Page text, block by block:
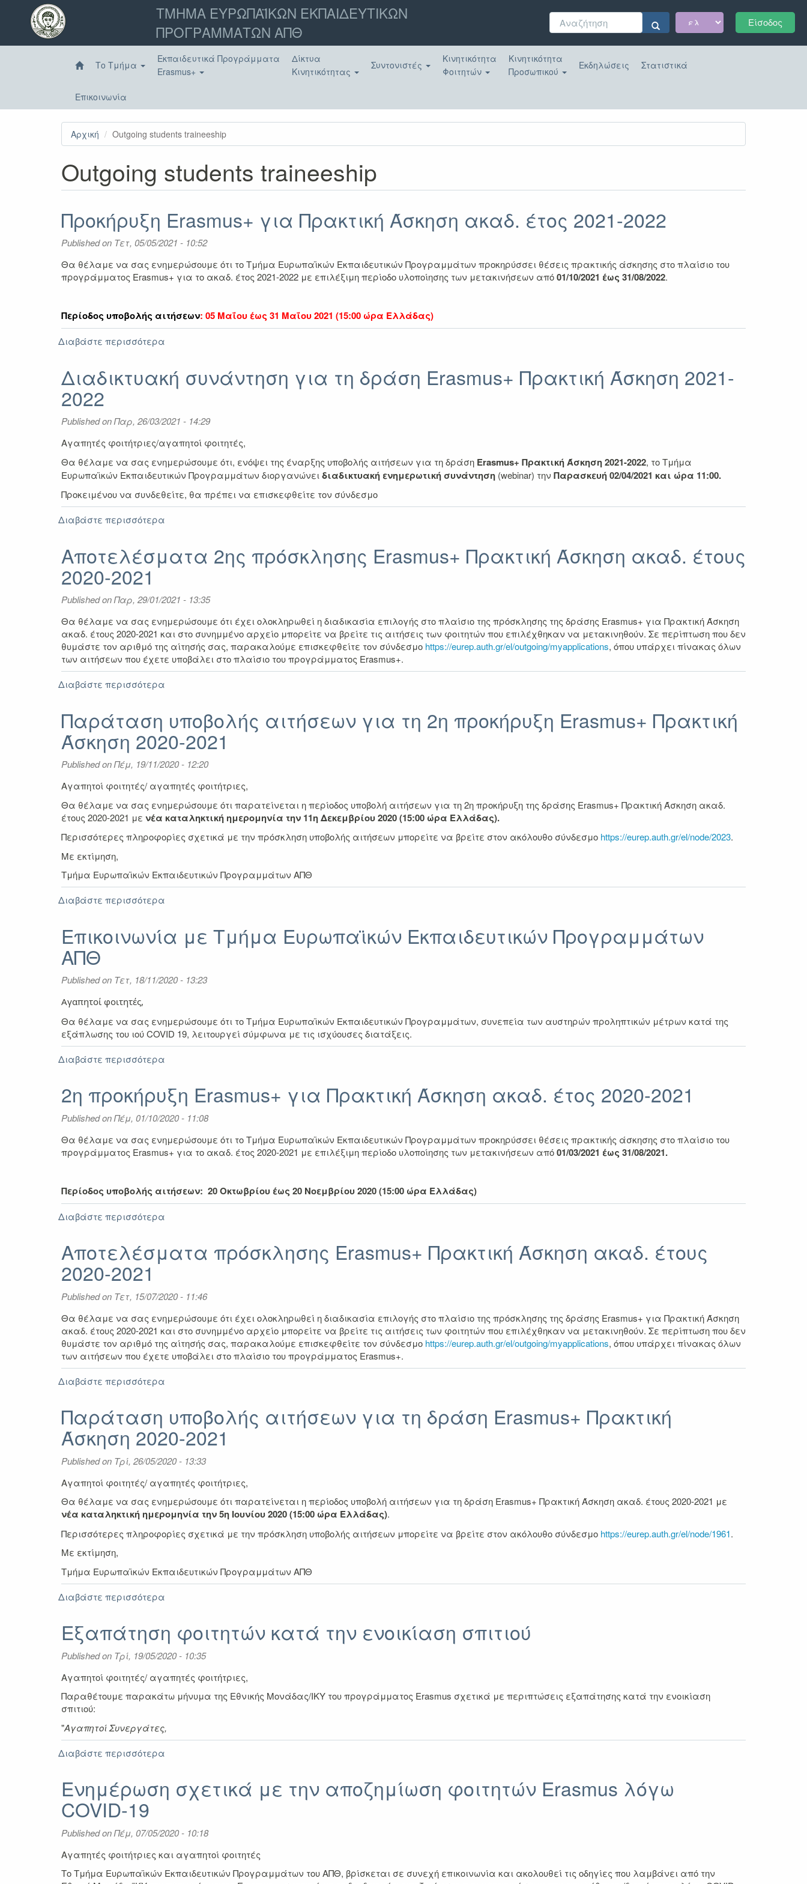
Παράκαμψη
κυρίως
Είσοδος
ΤΜΗΜΑ ΕΥΡΩΠΑΪΚΩΝ ΕΚΠΑΙΔΕΥΤΙΚΩΝ
ΠΡΟΓΡΑΜΜΑΤΩΝ ΑΠΘ
Φόρμα
αναζήτησης
Αναζήτηση
Το Τμήμα
Εκπαιδευτικά Προγράμματα
Erasmus+
Δίκτυα
Κινητικότητας
Συντονιστές
Κινητικότητα
Φοιτητών
Κινητικότητα
Προσωπικού
Εκδηλώσεις Στατιστικά
Επικοινωνία
Αρχική Outgoing students traineeship
Outgoing students traineeship
Προκήρυξη Erasmus+ για Πρακτική Άσκηση ακαδ. έτος 2021-2022
Published on Τετ, 05/05/2021 - 10:52
Θα θέλαμε να σας ενημερώσουμε ότι το Τμήμα Ευρωπαϊκών Εκπαιδευτικών Προγραμμάτων προκηρύσσει θέσεις πρακτικής άσκησης στο πλαίσιο του
προγράμματος Erasmus+ για το ακαδ. έτος 2021-2022 με επιλέξιμη περίοδο υλοποίησης των μετακινήσεων από01/10/2021 έως 31/08/2022.
Περίοδος υποβολής αιτήσεων: 05 Μαΐου έως 31 Μαΐου 2021 (15:00 ώρα Ελλάδας)
Διαβάστε περισσότερα
για
Πρακτική
ακαδ.
2021-
Διαδικτυακή συνάντηση για τη δράση Erasmus+ Πρακτική Άσκηση 2021-
2022
Published onΠαρ, 26/03/2021 - 14:29
Αγαπητές φοιτήτριες/αγαπητοί φοιτητές,
Θα θέλαμε να σας ενημερώσουμε ότι, ενόψει της έναρξης υποβολής αιτήσεων για τη δράση Erasmus+ Πρακτική Άσκηση 2021-2022, το Τμήμα
Ευρωπαϊκών Εκπαιδευτικών Προγραμμάτων διοργανώνει διαδικτυακή ενημερωτική συνάντηση (webinar) την Παρασκευή 02/04/2021 και ώρα 11:00.
Προκειμένου να συνδεθείτε, θα πρέπει να επισκεφθείτε τον σύνδεσμο
Διαβάστε περισσότερα
για
Erasmus+
Άσκηση
2021-
2022
Αποτελέσματα 2ης πρόσκλησης Erasmus+ Πρακτική Άσκηση ακαδ. έτους
2020-2021
Published onΠαρ, 29/01/2021 - 13:35
Θα θέλαμε να σας ενημερώσουμε ότι έχει ολοκληρωθεί η διαδικασία επιλογής στο πλαίσιο της πρόσκλησης της δράσης Erasmus+ για Πρακτική Άσκηση
ακαδ. έτους 2020-2021 και στο συνημμένο αρχείο μπορείτε να βρείτε τις αιτήσεις των φοιτητών που επιλέχθηκαν να μετακινηθούν. Σε περίπτωση που δεν
θυμάστε τον αριθμό της αίτησής σας, παρακαλούμε επισκεφθείτε τον σύνδεσμο https://eurep.auth.gr/el/outgoing/myapplications, όπου υπάρχει πίνακας όλων
των αιτήσεων που έχετε υποβάλει στο πλαίσιο του προγράμματος Erasmus+.
Διαβάστε περισσότερα
πρόσκλησης
Erasmus+
Πρακτική
Άσκηση
έτους
2021
Παράταση υποβολής αιτήσεων για τη 2η προκήρυξη Erasmus+ Πρακτική
Άσκηση 2020-2021
Published onΠέμ, 19/11/2020 - 12:20
Αγαπητοί φοιτητές/ αγαπητές φοιτήτριες,
Θα θέλαμε να σας ενημερώσουμε ότι παρατείνεται η περίοδος υποβολή αιτήσεων για τη 2η προκήρυξη της δράσης Erasmus+ Πρακτική Άσκηση ακαδ.
έτους 2020-2021 με νέα καταληκτική ημερομηνία την 11η Δεκεμβρίου 2020 (15:00 ώρα Ελλάδας).
Περισσότερες πληροφορίες σχετικά με την πρόσκληση υποβολής αιτήσεων μπορείτε να βρείτε στον ακόλουθο σύνδεσμο https://eurep.auth.gr/el/node/2023.
Με εκτίμηση,
Τμήμα Ευρωπαϊκών Εκπαιδευτικών Προγραμμάτων ΑΠΘ
Διαβάστε περισσότερα
αιτήσεων
2η
Άσκηση
2020-
Επικοινωνία με Τμήμα Ευρωπαϊκών Εκπαιδευτικών Προγραμμάτων
ΑΠΘ
Published on Τετ, 18/11/2020 - 13:23
Αγαπητοί φοιτητές,
Θα θέλαμε να σας ενημερώσουμε ότι το Τμήμα Ευρωπαϊκών Εκπαιδευτικών Προγραμμάτων, συνεπεία των αυστηρών προληπτικών μέτρων κατά της
εξάπλωσης του ιού COVID 19, λειτουργεί σύμφωνα με τις ισχύουσες διατάξεις.
Διαβάστε περισσότερα
Τμήμα
Ευρωπαϊκών
Εκπαιδευτικών
Προγραμμάτων
ΑΠΘ
2η προκήρυξη Erasmus+ για Πρακτική Άσκηση ακαδ. έτος 2020-2021
Published onΠέμ, 01/10/2020 - 11:08
Θα θέλαμε να σας ενημερώσουμε ότι το Τμήμα Ευρωπαϊκών Εκπαιδευτικών Προγραμμάτων προκηρύσσει θέσεις πρακτικής άσκησης στο πλαίσιο του
προγράμματος Erasmus+ για το ακαδ. έτος 2020-2021 με επιλέξιμη περίοδο υλοποίησης των μετακινήσεων από01/03/2021 έως 31/08/2021.
Περίοδος υποβολής αιτήσεων: 20 Οκτωβρίου έως 20 Νοεμβρίου 2020 (15:00 ώρα Ελλάδας)
Διαβάστε περισσότερα
Erasmus+
Άσκηση
ακαδ.
έτος
2020-
2021
Αποτελέσματα πρόσκλησης Erasmus+ Πρακτική Άσκηση ακαδ. έτους
2020-2021
Published on Τετ, 15/07/2020 - 11:46
Θα θέλαμε να σας ενημερώσουμε ότι έχει ολοκληρωθεί η διαδικασία επιλογής στο πλαίσιο της πρόσκλησης της δράσης Erasmus+ για Πρακτική Άσκηση
ακαδ. έτους 2020-2021 και στο συνημμένο αρχείο μπορείτε να βρείτε τις αιτήσεις των φοιτητών που επιλέχθηκαν να μετακινηθούν. Σε περίπτωση που δεν
θυμάστε τον αριθμό της αίτησής σας, παρακαλούμε επισκεφθείτε τον σύνδεσμο https://eurep.auth.gr/el/outgoing/myapplications, όπου υπάρχει πίνακας όλων
των αιτήσεων που έχετε υποβάλει στο πλαίσιο του προγράμματος Erasmus+.
Διαβάστε περισσότερα
Erasmus+
Πρακτική
Άσκηση
ακαδ.
έτους
2020-
Παράταση υποβολής αιτήσεων για τη δράση Erasmus+ Πρακτική
Άσκηση 2020-2021
Published on Τρί, 26/05/2020 - 13:33
Αγαπητοί φοιτητές/ αγαπητές φοιτήτριες,
Θα θέλαμε να σας ενημερώσουμε ότι παρατείνεται η περίοδος υποβολή αιτήσεων για τη δράση Erasmus+ Πρακτική Άσκηση ακαδ. έτους 2020-2021 με
νέα καταληκτική ημερομηνία την 5η Ιουνίου 2020 (15:00 ώρα Ελλάδας).
Περισσότερες πληροφορίες σχετικά με την πρόσκληση υποβολής αιτήσεων μπορείτε να βρείτε στον ακόλουθο σύνδεσμο https://eurep.auth.gr/el/node/1961.
Με εκτίμηση,
Τμήμα Ευρωπαϊκών Εκπαιδευτικών Προγραμμάτων ΑΠΘ
Διαβάστε περισσότερα
αιτήσεων
για
τη
δράση
Erasmus+
Πρακτική
2021
Eξαπάτηση φοιτητών κατά την ενοικίαση σπιτιού
Published on Τρί, 19/05/2020 - 10:35
Αγαπητοί φοιτητές/ αγαπητές φοιτήτριες,
Παραθέτουμε παρακάτω μήνυμα της Εθνικής Μονάδας/ΙΚΥ του προγράμματος Erasmus σχετικά με περιπτώσεις εξαπάτησης κατά την ενοικίαση
σπιτιού:
"Αγαπητοί Συνεργάτες,
Διαβάστε περισσότερα
κατά
την
σπιτιού
Ενημέρωση σχετικά με την αποζημίωση φοιτητών Erasmus λόγω
COVID-19
Published onΠέμ, 07/05/2020 - 10:18
Αγαπητές φοιτήτριες και αγαπητοί φοιτητές
Το Τμήμα Ευρωπαϊκών Εκπαιδευτικών Προγραμμάτων του ΑΠΘ, βρίσκεται σε συνεχή επικοινωνία και ακολουθεί τις οδηγίες που λαμβάνει από την